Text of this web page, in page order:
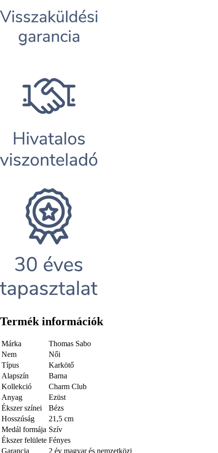
Termék információk
Márka
Thomas Sabo
Nem
Női
Típus
Karkötő
Alapszín
Barna
Kollekció
Charm Club
Anyag
Ezüst
Ékszer színei
Bézs
Hosszúság
21,5 cm
Medál formája Szív
Ékszer felülete Fényes
Garancia
2 év magyar és nemzetközi